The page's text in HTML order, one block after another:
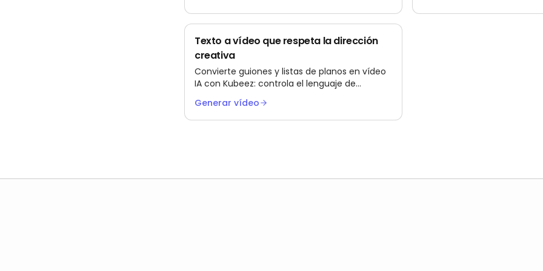
Texto a vídeo que respeta la dirección
creativa
Convierte guiones y listas de planos en vídeo
IA con Kubeez: controla el lenguaje de
cámara, el tono y la duración mientras iteras.
Generar vídeo